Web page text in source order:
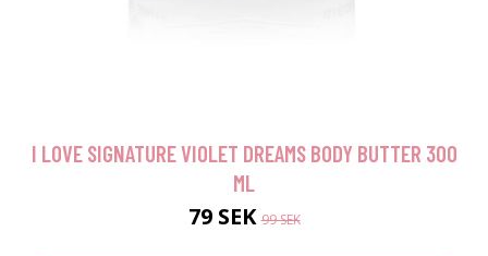
I LOVE SIGNATURE VIOLET DREAMS BODY BUTTER 300
ML
79 SEK99 SEK